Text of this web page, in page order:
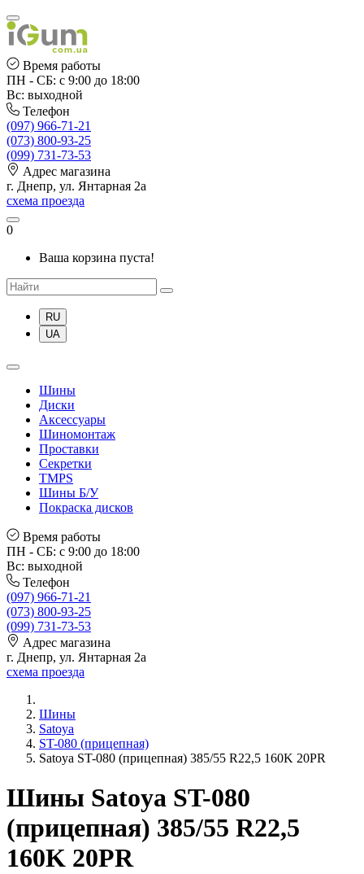
Время работы
ПН - СБ: с 9:00 до 18:00
Вс: выходной
Телефон
(097) 966-71-21
(073) 800-93-25
(099) 731-73-53
Адрес магазина
г. Днепр, ул. Янтарная 2а
схема проезда
0
Ваша корзина пуста!
RU
UA
Шины
Диски
Аксессуары
Шиномонтаж
Проставки
Секретки
TMPS
Шины Б/У
Покраска дисков
Время работы
ПН - СБ: с 9:00 до 18:00
Вс: выходной
Телефон
(097) 966-71-21
(073) 800-93-25
(099) 731-73-53
Адрес магазина
г. Днепр, ул. Янтарная 2а
схема проезда
Шины
Satoya
ST-080 (прицепная)
Satoya ST-080 (прицепная) 385/55 R22,5 160K 20PR
Шины Satoya ST-080
(прицепная) 385/55 R22,5
160K 20PR